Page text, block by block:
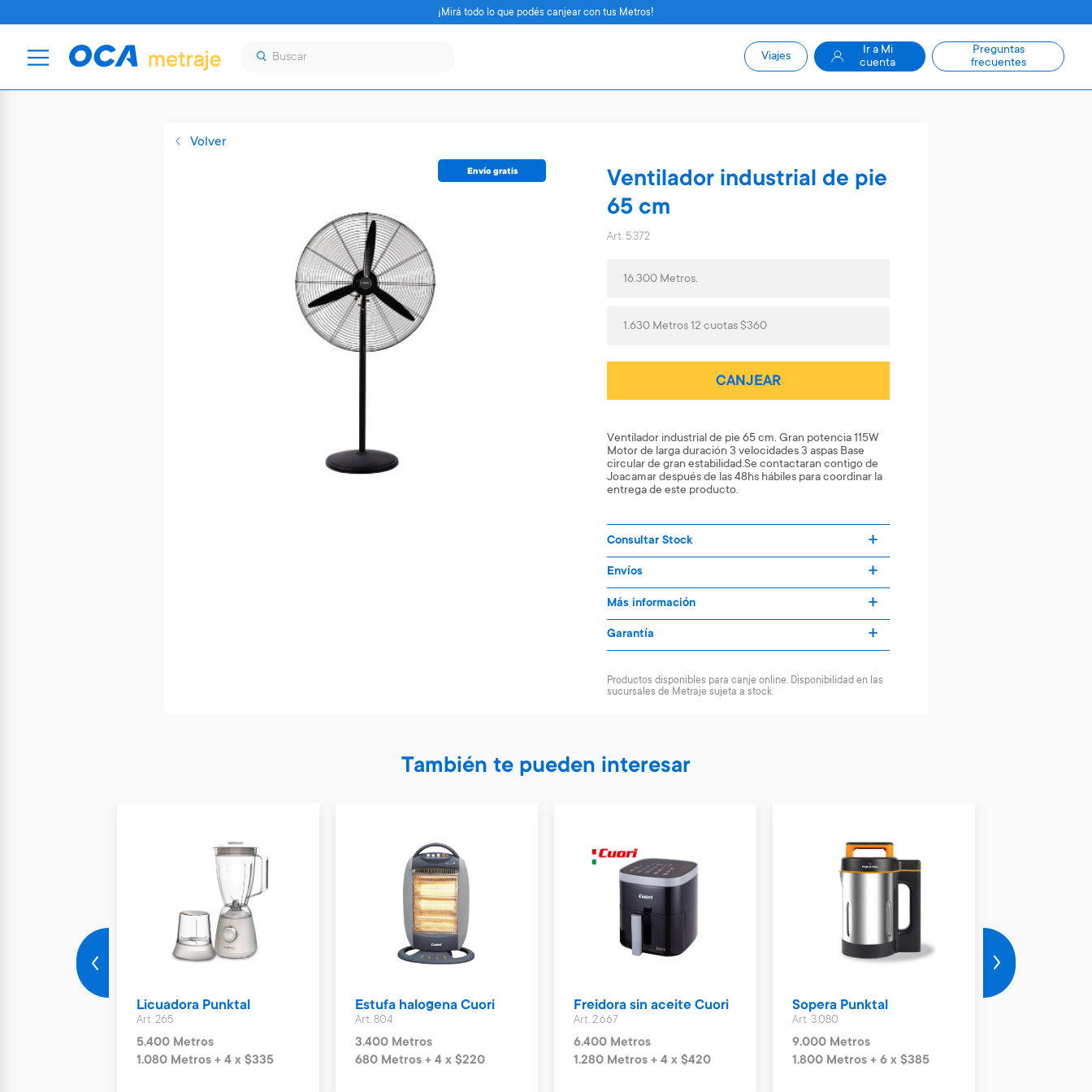
Volver
Envío gratis
Ventilador industrial de pie
65 cm
Art. 5.372
16.300 Metros.
1.630 Metros 12 cuotas $360
CANJEAR
Ventilador industrial de pie 65 cm. Gran potencia 115W
Motor de larga duración 3 velocidades 3 aspas Base
circular de gran estabilidad.Se contactaran contigo de
Joacamar después de las 48hs hábiles para coordinar la
entrega de este producto.
Consultar Stock
Envíos
Más información
Garantía
Productos disponibles para canje online. Disponibilidad en las
sucursales de Metraje sujeta a stock.
También te pueden interesar
Licuadora Punktal
Art. 265
5.400 Metros
1.080 Metros + 4 x $335
Estufa halogena Cuori
Art. 804
3.400 Metros
680 Metros + 4 x $220
Freidora sin aceite Cuori
Art. 2.667
6.400 Metros
1.280 Metros + 4 x $420
Sopera Punktal
Art. 3.080
9.000 Metros
1.800 Metros + 6 x $385
¡Mirá todo lo que podés canjear con tus Metros!
Viajes
Ir a Mi
cuenta
Preguntas
frecuentes